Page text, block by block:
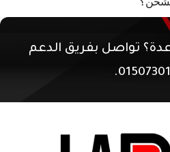
تواصل بفريق الدعم